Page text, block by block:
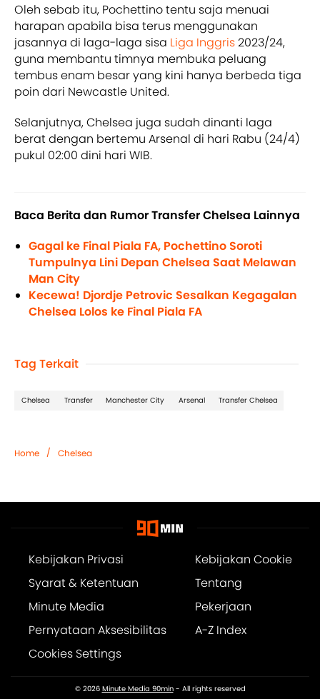
Oleh sebab itu, Pochettino tentu saja menuai
harapan apabila bisa terus menggunakan
jasannya di laga-laga sisa Liga Inggris2023/24,
guna membantu timnya membuka peluang
tembus enam besar yang kini hanya berbeda tiga
poin dari Newcastle United.
Selanjutnya, Chelsea juga sudah dinanti laga
berat dengan bertemu Arsenal di hari Rabu (24/4)
pukul 02:00 dini hari WIB.
Baca Berita dan Rumor Transfer Chelsea Lainnya
Gagal ke Final Piala FA, Pochettino Soroti
Tumpulnya Lini Depan Chelsea Saat Melawan
Man City
Kecewa! Djordje Petrovic Sesalkan Kegagalan
Chelsea Lolos ke Final Piala FA
Tag Terkait
Chelsea Transfer Manchester City Arsenal Transfer Chelsea
Home / Chelsea
Kebijakan Privasi
Kebijakan Cookie
Syarat & Ketentuan
Tentang
Minute Media
Pekerjaan
Pernyataan Aksesibilitas
A-Z Index
Cookies Settings
© 2026 Minute Media 90min- All rights reserved